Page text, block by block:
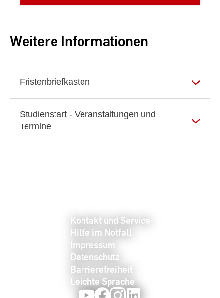
Weitere Informationen
Fristenbriefkasten
Studienstart - Veranstaltungen und
Termine
Kontakt und Service
Hilfe im Notfall
Impressum
Datenschutz
Barrierefreiheit
Leichte Sprache
YoutubeFacebookInstagram